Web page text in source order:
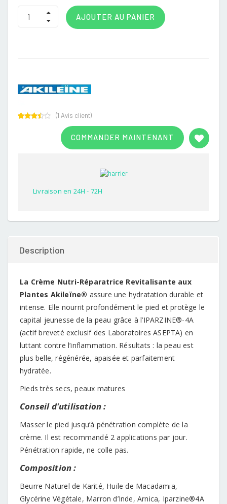
AJOUTER AU PANIER
COMMANDER MAINTENANT
(1 Avis client)
Livraison en 24H - 72H
Description
La Crème Nutri-Réparatrice Revitalisante aux
Plantes Akileïne® assure une hydratation durable et
intense. Elle nourrit profondément le pied et protège le
capital jeunesse de la peau grâce à l’IPARZINE®-4A
(actif breveté exclusif des Laboratoires ASEPTA) en
luttant contre l’inflammation. Résultats : la peau est
plus belle, régénérée, apaisée et parfaitement
hydratée.
Pieds très secs, peaux matures
Conseil d'utilisation :
Masser le pied jusqu’à pénétration complète de la
crème. Il est recommandé 2 applications par jour.
Pénétration rapide, ne colle pas.
Composition :
Beurre Naturel de Karité, Huile de Macadamia,
Glycérine Végétale, Marron d’Inde, Arnica, Iparzine®4A